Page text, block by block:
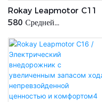
Rokay Leapmotor C11
580 Средней
Исключительная Ценность
Электрического
Внедорожника, Созданного
Для Комфорта